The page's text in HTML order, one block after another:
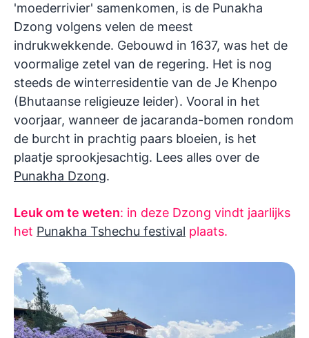
'moederrivier' samenkomen, is de Punakha
Dzong volgens velen de meest
indrukwekkende. Gebouwd in 1637, was het de
voormalige zetel van de regering. Het is nog
steeds de winterresidentie van de Je Khenpo
(Bhutaanse religieuze leider). Vooral in het
voorjaar, wanneer de jacaranda-bomen rondom
de burcht in prachtig paars bloeien, is het
plaatje sprookjesachtig. Lees alles over de
Punakha Dzong.
Leuk om te weten: in deze Dzong vindt jaarlijks
het Punakha Tshechu festival plaats.